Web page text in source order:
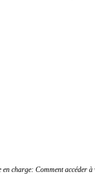
en charge: Comment accéder